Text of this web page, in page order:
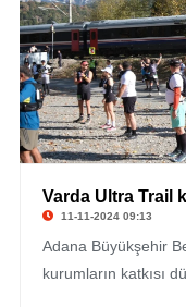
Varda Ultra Trail
11-11-2024 09:13
Adana Büyükşehir
kurumların katkısı